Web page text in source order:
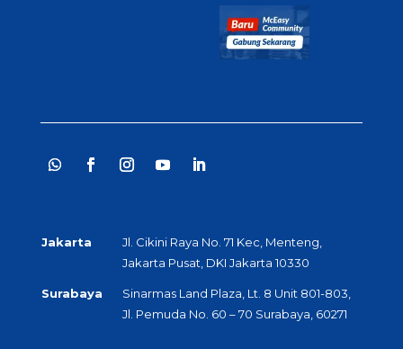
Jakarta
Jl. Cikini Raya No. 71 Kec, Menteng,
Jakarta Pusat, DKI Jakarta 10330
Surabaya
Sinarmas Land Plaza, Lt. 8 Unit 801-803,
Jl. Pemuda No. 60 – 70 Surabaya, 60271